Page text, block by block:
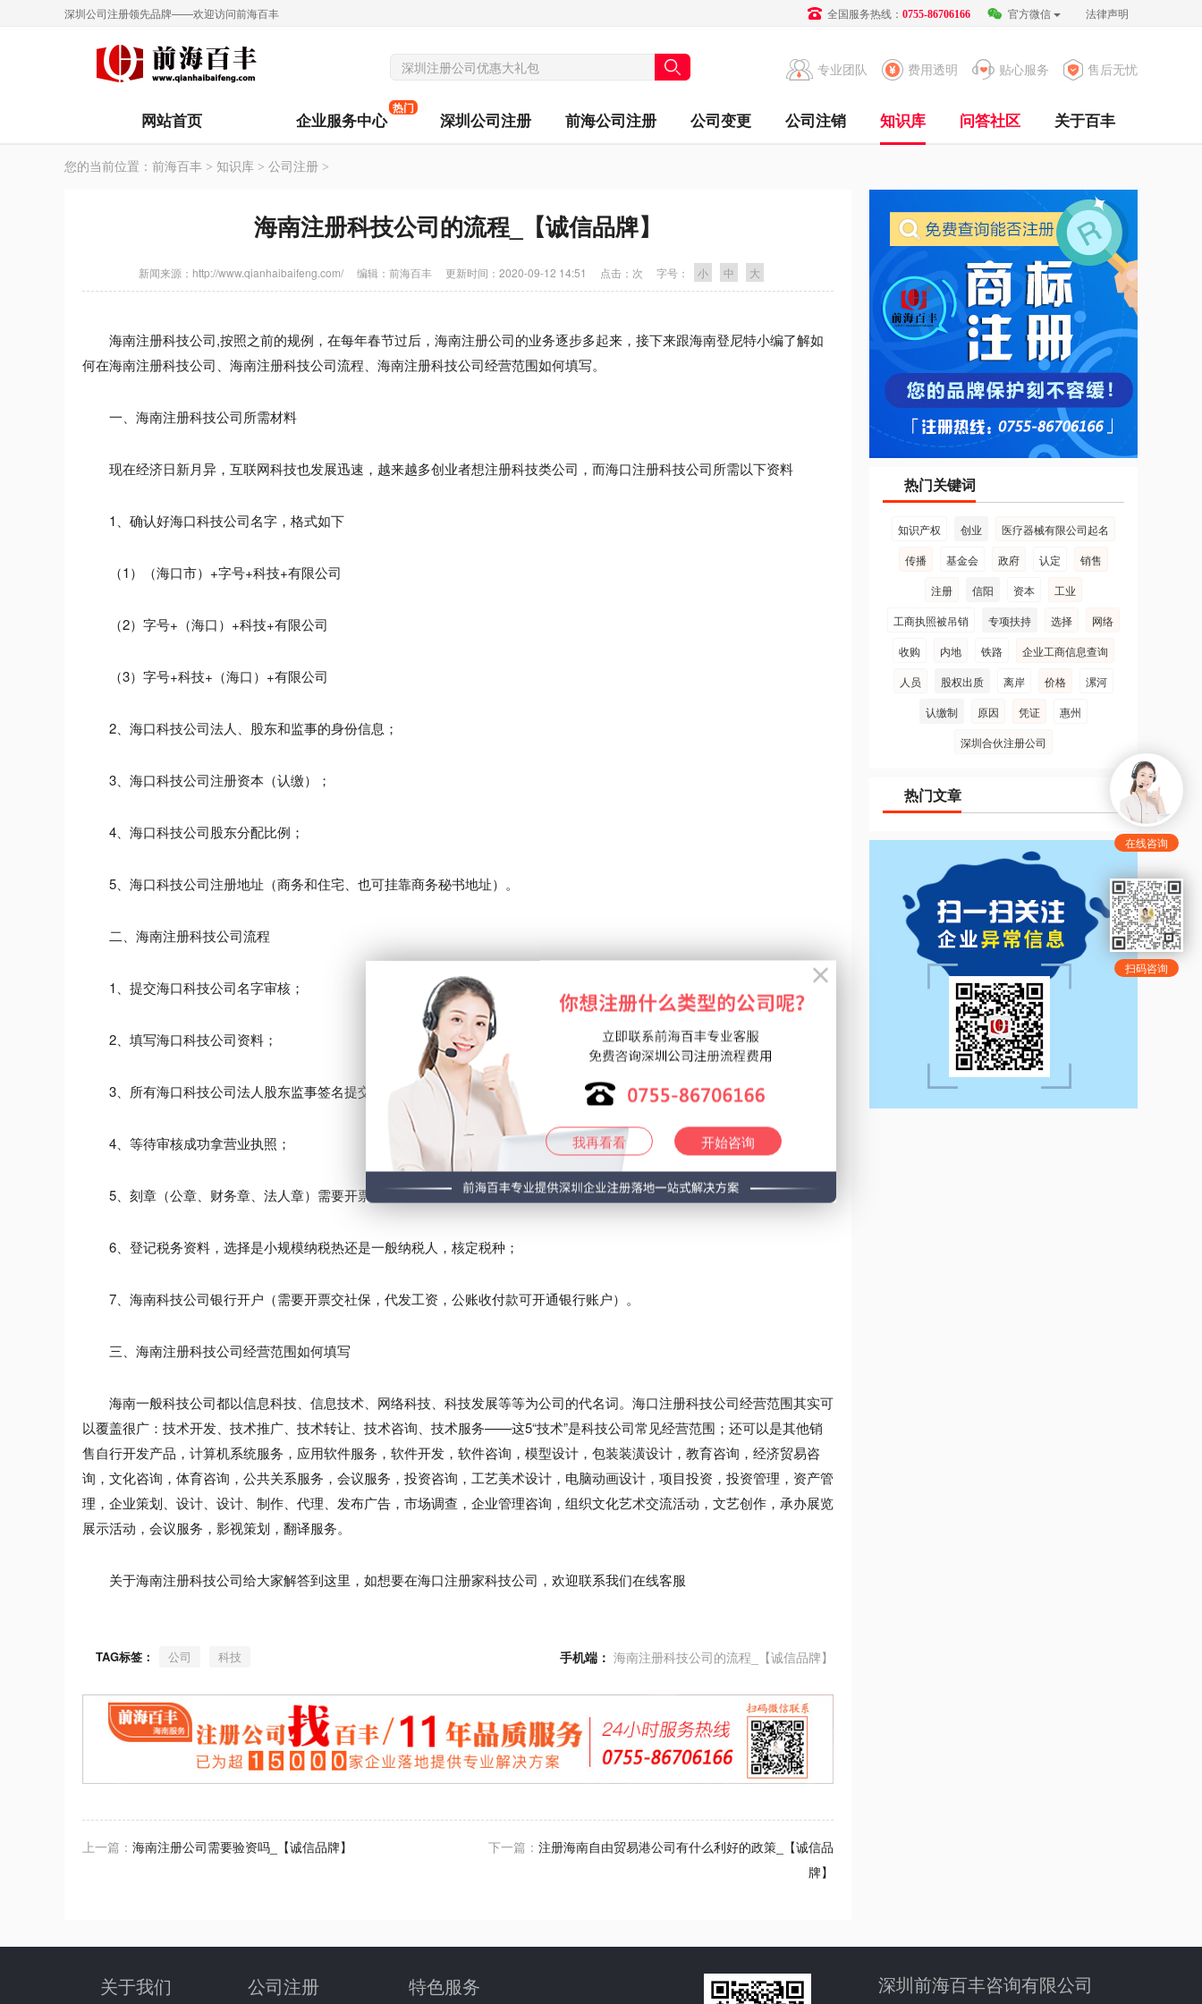
深圳公司注册领先品牌——欢迎访问前海百丰 全国服务热线： 0755-86706166 官方微信 法律声明
售后无忧
贴心服务
费用透明
专业团队
网站首页 企业服务中心
热门
深圳公司注册 前海公司注册 公司变更 公司注销 知识库 问答社区 关于百丰
您的当前位置： 前海百丰 > 知识库 > 公司注册 >
海南注册科技公司的流程_【诚信品牌】
新闻来源：http://www.qianhaibaifeng.com/ 编辑： 前海百丰 更新时间： 2020-09-12 14:51 点击： 次 字号： 小 中 大
海南注册科技公司,按照之前的规例，在每年春节过后，海南注册公司的业务逐步多起来，接下来跟海南登尼特小编了解如
何在海南注册科技公司、海南注册科技公司流程、海南注册科技公司经营范围如何填写。
一、海南注册科技公司所需材料
现在经济日新月异，互联网科技也发展迅速，越来越多创业者想注册科技类公司，而海口注册科技公司所需以下资料
1、确认好海口科技公司名字，格式如下
（1）（海口市）+字号+科技+有限公司
（2）字号+（海口）+科技+有限公司
（3）字号+科技+（海口）+有限公司
2、海口科技公司法人、股东和监事的身份信息；
3、海口科技公司注册资本（认缴）；
4、海口科技公司股东分配比例；
5、海口科技公司注册地址（商务和住宅、也可挂靠商务秘书地址）。
二、海南注册科技公司流程
1、提交海口科技公司名字审核；
2、填写海口科技公司资料；
3、所有海口科技公司法人股东监事签名提交资料；
4、等待审核成功拿营业执照；
5、刻章（公章、财务章、法人章）需要开票的话还得刻发票章和合同章；
6、登记税务资料，选择是小规模纳税热还是一般纳税人，核定税种；
7、海南科技公司银行开户（需要开票交社保，代发工资，公账收付款可开通银行账户）。
三、海南注册科技公司经营范围如何填写
海南一般科技公司都以信息科技、信息技术、网络科技、科技发展等等为公司的代名词。海口注册科技公司经营范围其实可
以覆盖很广：技术开发、技术推广、技术转让、技术咨询、技术服务——这5“技术”是科技公司常见经营范围；还可以是其他销
售自行开发产品，计算机系统服务，应用软件服务，软件开发，软件咨询，模型设计，包装装潢设计，教育咨询，经济贸易咨
询，文化咨询，体育咨询，公共关系服务，会议服务，投资咨询，工艺美术设计，电脑动画设计，项目投资，投资管理，资产管
理，企业策划、设计、设计、制作、代理、发布广告，市场调查，企业管理咨询，组织文化艺术交流活动，文艺创作，承办展览
展示活动，会议服务，影视策划，翻译服务。
关于海南注册科技公司给大家解答到这里，如想要在海口注册家科技公司，欢迎联系我们在线客服
TAG标签： 公司 科技 手机端： 海南注册科技公司的流程_【诚信品牌】
上一篇： 海南注册公司需要验资吗_【诚信品牌】 下一篇： 注册海南自由贸易港公司有什么利好的政策_【诚信品
牌】
热门关键词
知识产权 创业
医疗器械有限公司起名
传播
基金会 政府 认定
销售
注册
信阳 资本
工业
工商执照被吊销
专项扶持 选择
网络
收购
内地 铁路
企业工商信息查询
人员
股权出质 离岸 价格
漯河
认缴制
原因 凭证
惠州
深圳合伙注册公司
热门文章
关于我们 公司注册 特色服务 深圳前海百丰咨询有限公司
在线咨询
扫码咨询
我再看看 开始咨询